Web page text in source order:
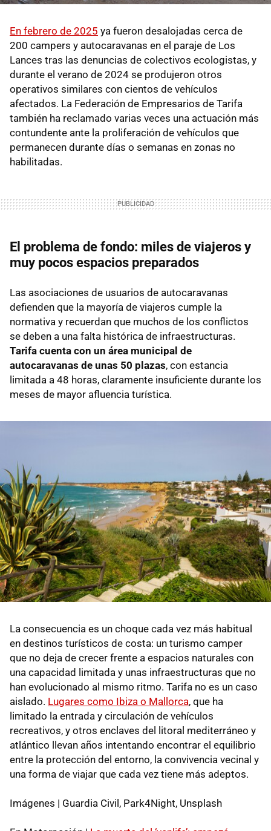
En febrero de 2025 ya fueron desalojadas cerca de
200 campers y autocaravanas en el paraje de Los
Lances tras las denuncias de colectivos ecologistas, y
durante el verano de 2024 se produjeron otros
operativos similares con cientos de vehículos
afectados. La Federación de Empresarios de Tarifa
también ha reclamado varias veces una actuación más
contundente ante la proliferación de vehículos que
permanecen durante días o semanas en zonas no
habilitadas.
El problema de fondo: miles de viajeros y
muy pocos espacios preparados
Las asociaciones de usuarios de autocaravanas
defienden que la mayoría de viajeros cumple la
normativa y recuerdan que muchos de los conflictos
se deben a una falta histórica de infraestructuras.
Tarifa cuenta con un área municipal de
autocaravanas de unas 50 plazas, con estancia
limitada a 48 horas, claramente insuficiente durante los
meses de mayor afluencia turística.
La consecuencia es un choque cada vez más habitual
en destinos turísticos de costa: un turismo camper
que no deja de crecer frente a espacios naturales con
una capacidad limitada y unas infraestructuras que no
han evolucionado al mismo ritmo. Tarifa no es un caso
aislado. Lugares como Ibiza o Mallorca, que ha
limitado la entrada y circulación de vehículos
recreativos, y otros enclaves del litoral mediterráneo y
atlántico llevan años intentando encontrar el equilibrio
entre la protección del entorno, la convivencia vecinal y
una forma de viajar que cada vez tiene más adeptos.
Imágenes | Guardia Civil, Park4Night, Unsplash